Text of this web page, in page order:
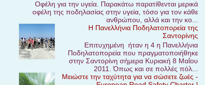
Οφέλη για την υγεία. Παρακάτω παρατίθενται μερικά
οφέλη της ποδηλασίας στην υγεία, τόσο για τον κάθε
ανθρώπου, αλλά και την κο...
Η Πανελλήνια Ποδηλατοπορεία της
Σαντορίνης
Επιτυχημένη ήταν η 4 η Πανελλήνια
Ποδηλατοπορεία που πραγματοποιήθηκε
στην Σαντορίνη σήμερα Κυριακή 8 Μαΐου
2011. Όπως και σε πολλές πόλ...
Μειώστε την ταχύτητα για να σώσετε ζωές -